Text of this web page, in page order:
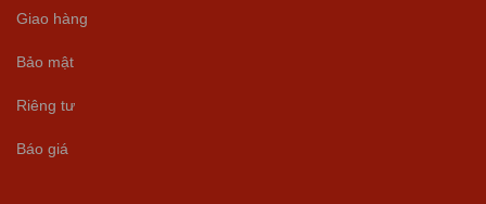
Giao hàng
Bảo mật
Riêng tư
Báo giá